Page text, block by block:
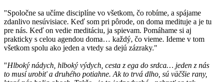
"Spoločne sa učíme disciplíne vo všetkom, čo robíme, a spájame
zdanlivo nesúvisiace. Keď som pri pôrode, on doma medituje a je tu
pre nás. Keď on vedie meditáciu, ja spievam. Pomáhame si aj
prakticky s celou agendou doma… každý, čo vieme. Ideme v tom
všetkom spolu ako jeden a vtedy sa dejú zázraky."
"Hlboký nádych, hlboký výdych, cesta z ega do srdca… jeden z nás
to musí urobiť a druhého potiahne. Ak to trvá dlho, sú väčšie rany,